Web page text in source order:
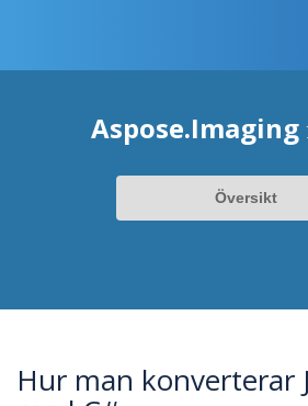
Aspose.Imaging
Översikt
Hur man konverterar